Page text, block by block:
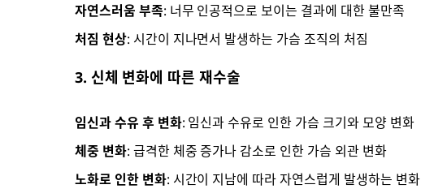
자연스러움 부족: 너무 인공적으로 보이는 결과에 대한 불만족
처짐 현상: 시간이 지나면서 발생하는 가슴 조직의 처짐
3. 신체 변화에 따른 재수술
임신과 수유 후 변화: 임신과 수유로 인한 가슴 크기와 모양 변화
체중 변화: 급격한 체중 증가나 감소로 인한 가슴 외관 변화
노화로 인한 변화: 시간이 지남에 따라 자연스럽게 발생하는 변화